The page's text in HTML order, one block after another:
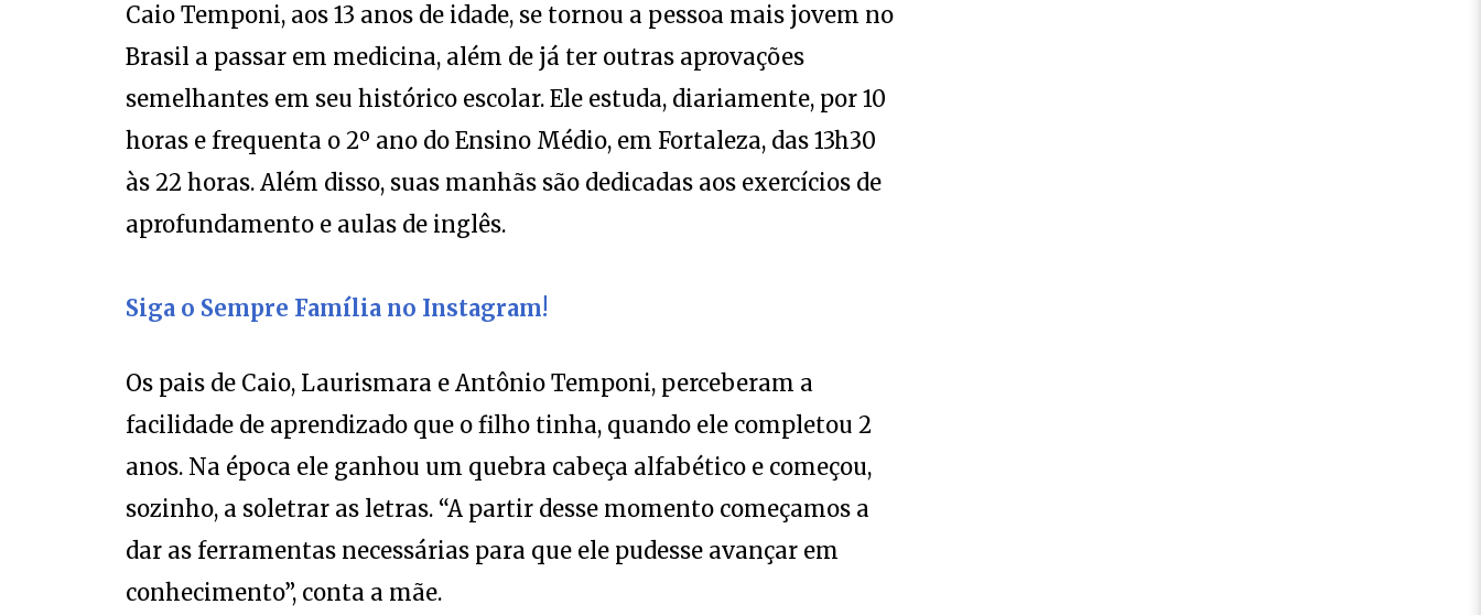
Brasil a passar em medicina, além de já ter outras aprovações
semelhantes em seu histórico escolar. Ele estuda, diariamente, por 10
horas e frequenta o 2º ano do Ensino Médio, em Fortaleza, das 13h30
às 22 horas. Além disso, suas manhãs são dedicadas aos exercícios de
aprofundamento e aulas de inglês.
facilidade de aprendizado que o filho tinha, quando ele completou 2
anos. Na época ele ganhou um quebra cabeça alfabético e começou,
sozinho, a soletrar as letras. “A partir desse momento começamos a
dar as ferramentas necessárias para que ele pudesse avançar em